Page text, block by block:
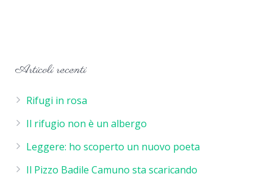
Articoli recenti
Rifugi in rosa
Il rifugio non è un albergo
Leggere: ho scoperto un nuovo poeta
Il Pizzo Badile Camuno sta scaricando